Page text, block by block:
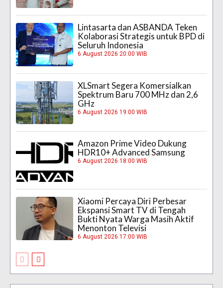
Lintasarta dan ASBANDA Teken
Kolaborasi Strategis untuk BPD di
Seluruh Indonesia
6 August 2026 20:00 WIB
XLSmart Segera Komersialkan
Spektrum Baru 700 MHz dan 2,6
GHz
6 August 2026 19:00 WIB
Amazon Prime Video Dukung
HDR10+ Advanced Samsung
6 August 2026 18:00 WIB
Xiaomi Percaya Diri Perbesar
Ekspansi Smart TV di Tengah
Bukti Nyata Warga Masih Aktif
Menonton Televisi
6 August 2026 17:00 WIB